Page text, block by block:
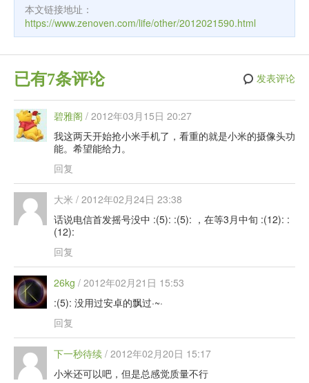
本文链接地址：
https://www.zenoven.com/life/other/2012021590.html
已有7条评论 发表评论
碧雅阁 / 2012年03月15日 20:27
我这两天开始抢小米手机了，看重的就是小米的摄像头功
能。希望能给力。
回复
大米 / 2012年02月24日 23:38
话说电信首发摇号没中 :(5): :(5): ，在等3月中旬 :(12): :
(12):
回复
26kg / 2012年02月21日 15:53
:(5): 没用过安卓的飘过·~·
回复
下一秒待续 / 2012年02月20日 15:17
小米还可以吧，但是总感觉质量不行